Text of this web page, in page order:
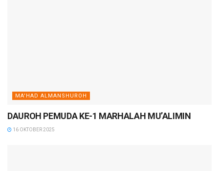
MA'HAD ALMANSHUROH
DAUROH PEMUDA KE-1 MARHALAH MU’ALIMIN
16 OKTOBER 2025